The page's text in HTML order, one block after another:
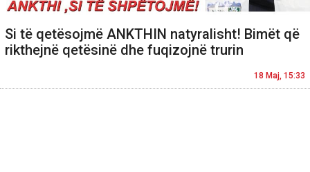
Si të qetësojmë ANKTHIN natyralisht! Bimët që
rikthejnë qetësinë dhe fuqizojnë trurin
18 Maj, 15:33